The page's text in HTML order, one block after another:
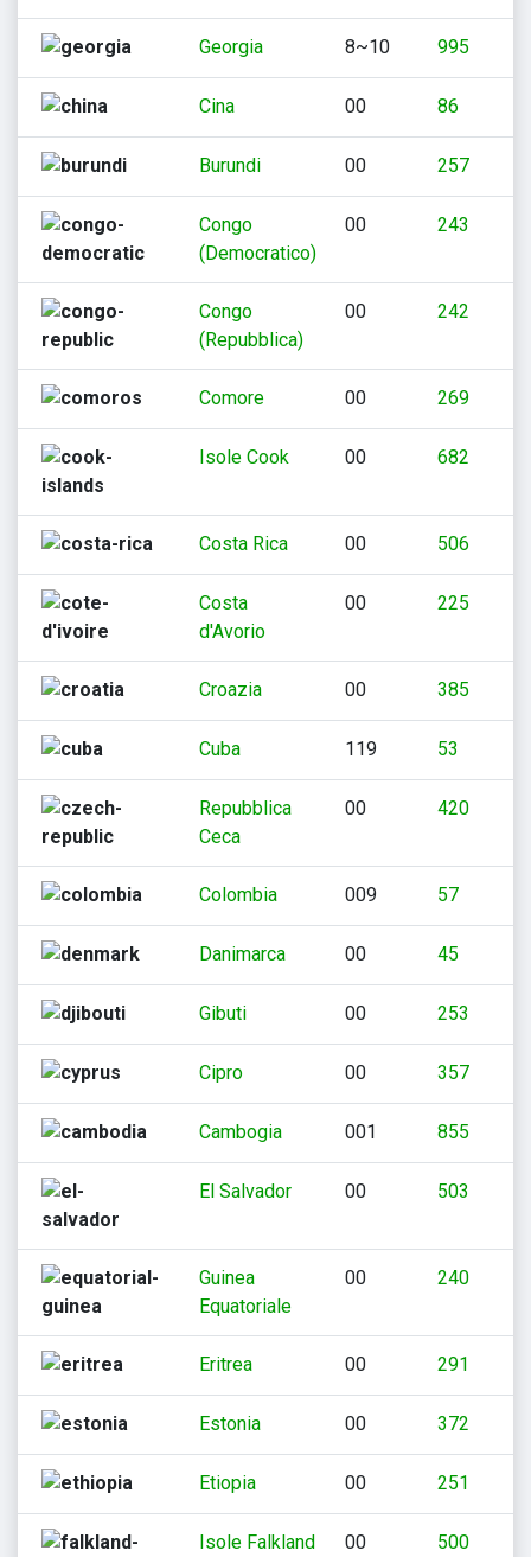
Georgia 8~10 995
Cina 00 86
Burundi 00 257
Congo
(Democratico)
00 243
Congo
(Repubblica)
00 242
Comore 00 269
Isole Cook 00 682
Costa Rica 00 506
Costa
d'Avorio
00 225
Croazia 00 385
Cuba 119 53
Repubblica
Ceca
00 420
Colombia 009 57
Danimarca 00 45
Gibuti 00 253
Cipro 00 357
Cambogia 001 855
El Salvador 00 503
Guinea
Equatoriale
00 240
Eritrea 00 291
Estonia 00 372
Etiopia 00 251
Isole Falkland 00 500